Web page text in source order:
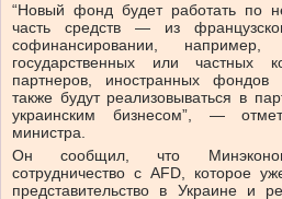
“Новый фонд будет работать по
часть средств — из
софинансировании, например,
государственных или частных
партнеров, иностранных фондов
также будут реализовываться в
украинским бизнесом”, —
министра.
Он сообщил, что
сотрудничество с AFD, которое
представительство в Украине и